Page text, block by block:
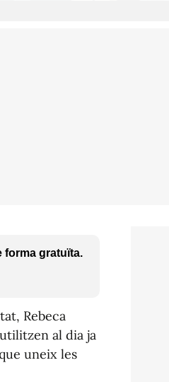
forma gratuïta.
Rebeca
al dia ja
uneix les